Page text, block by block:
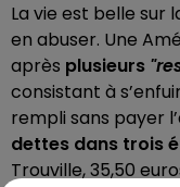
La vie est belle sur
en abuser. Une
après plusieurs
consistant à
rempli sans payer
dettes dans trois
Trouville, 35,50